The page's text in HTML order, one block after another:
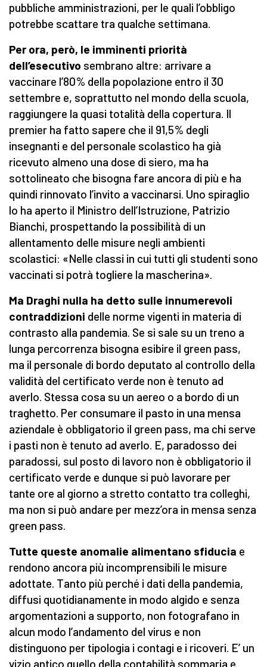
pubbliche amministrazioni, per le quali l’obbligo
potrebbe scattare tra qualche settimana.
Per ora, però, le imminenti priorità
dell’esecutivo sembrano altre: arrivare a
vaccinare l’80% della popolazione entro il 30
settembre e, soprattutto nel mondo della scuola,
raggiungere la quasi totalità della copertura. Il
premier ha fatto sapere che il 91,5% degli
insegnanti e del personale scolastico ha già
ricevuto almeno una dose di siero, ma ha
sottolineato che bisogna fare ancora di più e ha
quindi rinnovato l’invito a vaccinarsi. Uno spiraglio
lo ha aperto il Ministro dell’Istruzione, Patrizio
Bianchi, prospettando la possibilità di un
allentamento delle misure negli ambienti
scolastici: «Nelle classi in cui tutti gli studenti sono
vaccinati si potrà togliere la mascherina».
Ma Draghi nulla ha detto sulle innumerevoli
contraddizioni delle norme vigenti in materia di
contrasto alla pandemia. Se si sale su un treno a
lunga percorrenza bisogna esibire il green pass,
ma il personale di bordo deputato al controllo della
validità del certificato verde non è tenuto ad
averlo. Stessa cosa su un aereo o a bordo di un
traghetto. Per consumare il pasto in una mensa
aziendale è obbligatorio il green pass, ma chi serve
i pasti non è tenuto ad averlo. E, paradosso dei
paradossi, sul posto di lavoro non è obbligatorio il
certificato verde e dunque si può lavorare per
tante ore al giorno a stretto contatto tra colleghi,
ma non si può andare per mezz’ora in mensa senza
green pass.
Tutte queste anomalie alimentano sfiducia e
rendono ancora più incomprensibili le misure
adottate. Tanto più perché i dati della pandemia,
diffusi quotidianamente in modo algido e senza
argomentazioni a supporto, non fotografano in
alcun modo l’andamento del virus e non
distinguono per tipologia i contagi e i ricoveri. E’ un
vizio antico quello della contabilità sommaria e